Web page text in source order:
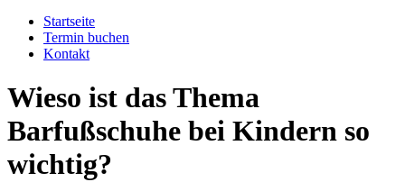
Startseite
Termin buchen
Kontakt
Wieso ist das Thema
Barfußschuhe bei Kindern so
wichtig?